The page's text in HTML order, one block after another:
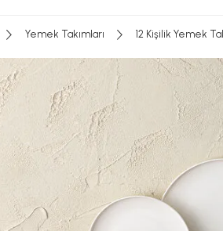
Yemek Takımları 12 Kişilik Yemek